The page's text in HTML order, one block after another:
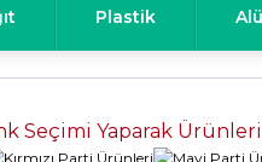
Plastik
Seçimi Yaparak